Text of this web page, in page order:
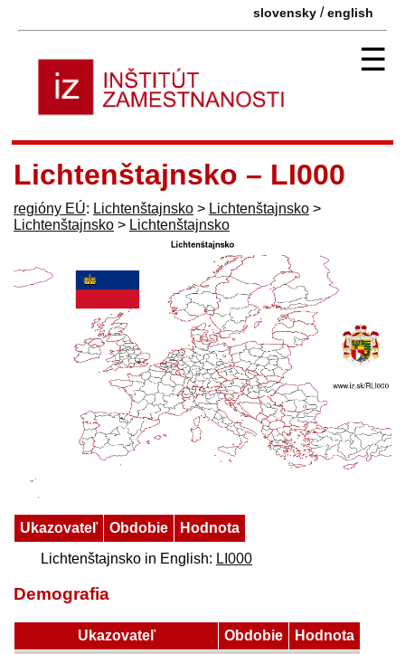
slovensky /english
☰
Lichtenštajnsko – LI000
regióny EÚ: Lichtenštajnsko > Lichtenštajnsko >
Lichtenštajnsko > Lichtenštajnsko
Ukazovateľ Obdobie
Hodnota
Lichtenštajnsko in English: LI000
Demografia
Ukazovateľ Obdobie
Hodnota